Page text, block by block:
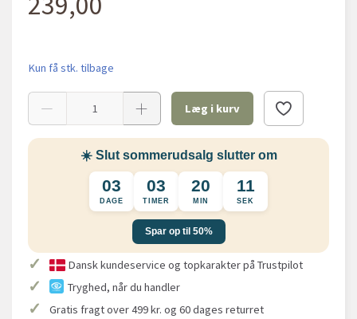
Kun få stk. tilbage
Læg i kurv
☀️ Slut sommerudsalg slutter om
03
DAGE
03
TIMER
20
MIN
11
SEK
Spar op til 50%
✓ Dansk kundeservice og topkarakter på Trustpilot
✓ Tryghed, når du handler
✓ Gratis fragt over 499 kr. og 60 dages returret